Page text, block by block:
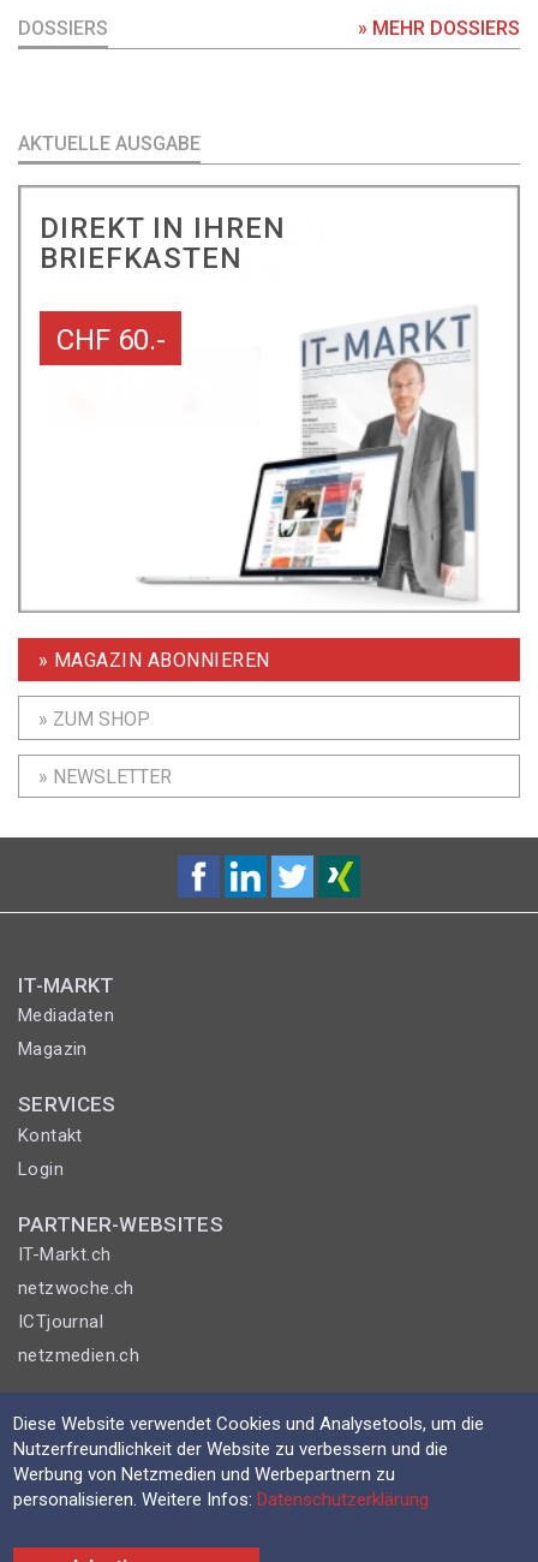
DOSSIERS » MEHR DOSSIERS
AKTUELLE AUSGABE
DIREKT IN IHREN
BRIEFKASTEN
CHF 60.-
» MAGAZIN ABONNIEREN
» ZUM SHOP
» NEWSLETTER
IT-MARKT
Mediadaten
Magazin
SERVICES
Kontakt
Login
PARTNER-WEBSITES
IT-Markt.ch
netzwoche.ch
ICTjournal
netzmedien.ch
© NETZMEDIEN AG 2026
Impressum
AGB
Nutzungsbestimmungen
Datenschutzerklärung
Diese Website verwendet Cookies und Analysetools, um die
Nutzerfreundlichkeit der Website zu verbessern und die
Werbung von Netzmedien und Werbepartnern zu
personalisieren. Weitere Infos:Datenschutzerklärung